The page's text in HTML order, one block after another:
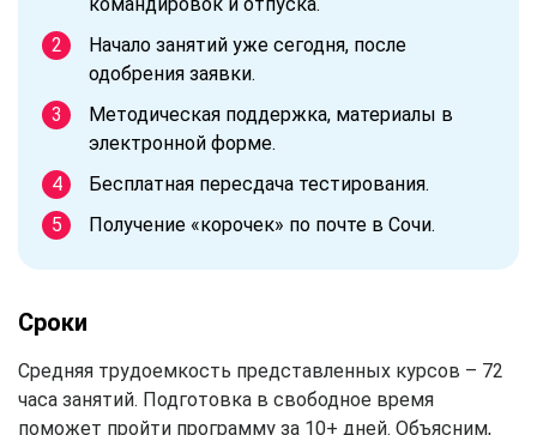
Начало занятий уже сегодня, после
одобрения заявки.
Методическая поддержка, материалы в
электронной форме.
Бесплатная пересдача тестирования.
Получение «корочек» по почте в Сочи.
Сроки
Средняя трудоемкость представленных курсов – 72
часа занятий. Подготовка в свободное время
поможет пройти программу за 10+ дней. Объясним,